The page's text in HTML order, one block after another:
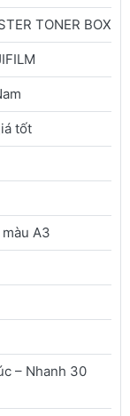
TONER BOX
tốt
A3
– Nhanh 30